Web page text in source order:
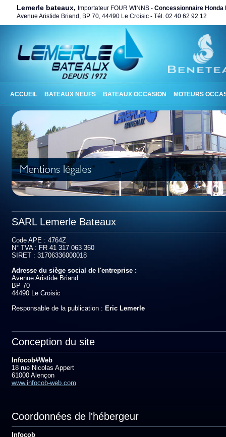
Lemerle bateaux, Importateur FOUR WINNS - Concessionnaire Honda
Avenue Aristide Briand, BP 70, 44490 Le Croisic - Tél. 02 40 62 92 12
ACCUEIL BATEAUX NEUFS BATEAUX OCCASION MOTEURS
SARL Lemerle Bateaux
Code APE : 4764Z
N° TVA : FR 41 317 063 360
SIRET : 31706336000018
Adresse du siège social de l'entreprise :
Avenue Aristide Briand
BP 70
44490 Le Croisic
Responsable de la publication : Eric Lemerle
Conception du site
Infocob#Web
18 rue Nicolas Appert
61000 Alençon
www.infocob-web.com
Coordonnées de l'hébergeur
Infocob